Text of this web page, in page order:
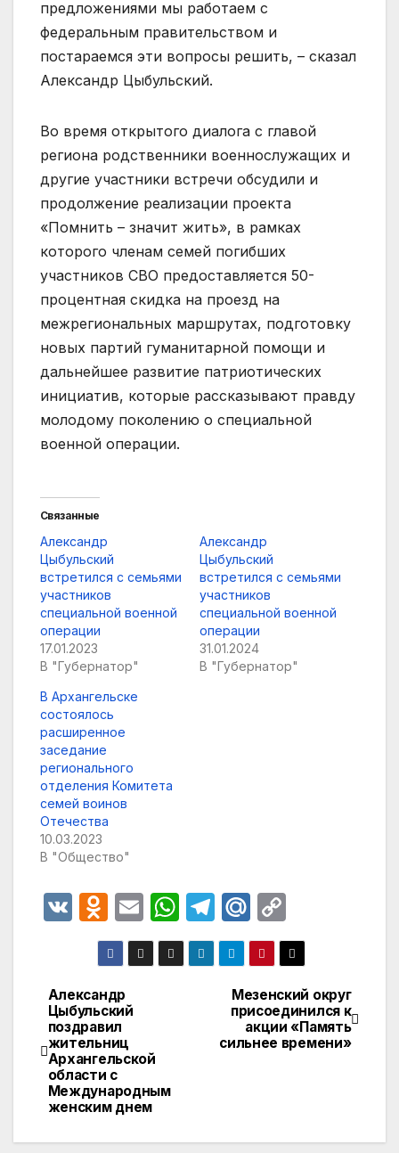
предложениями мы работаем с
федеральным правительством и
постараемся эти вопросы решить, – сказал
Александр Цыбульский.
Во время открытого диалога с главой
региона родственники военнослужащих и
другие участники встречи обсудили и
продолжение реализации проекта
«Помнить – значит жить», в рамках
которого членам семей погибших
участников СВО предоставляется 50-
процентная скидка на проезд на
межрегиональных маршрутах, подготовку
новых партий гуманитарной помощи и
дальнейшее развитие патриотических
инициатив, которые рассказывают правду
молодому поколению о специальной
военной операции.
Связанные
Александр
Цыбульский
встретился с семьями
участников
специальной военной
операции
17.01.2023
В "Губернатор"
Александр
Цыбульский
встретился с семьями
участников
специальной военной
операции
31.01.2024
В "Губернатор"
В Архангельске
состоялось
расширенное
заседание
регионального
отделения Комитета
семей воинов
Отечества
10.03.2023
В "Общество"
V
O
d
n
o
kl
a
s
s
ni
E
m
ail
W
h
at
T
el
e
gr
m
M
ail
.R
u
o
p
y
Li
n
Навигация
по
записям
Мезенский округ
присоединился к
акции «Память
сильнее времени»
Александр
Цыбульский
поздравил
жительниц
Архангельской
области с
Международным
женским днем